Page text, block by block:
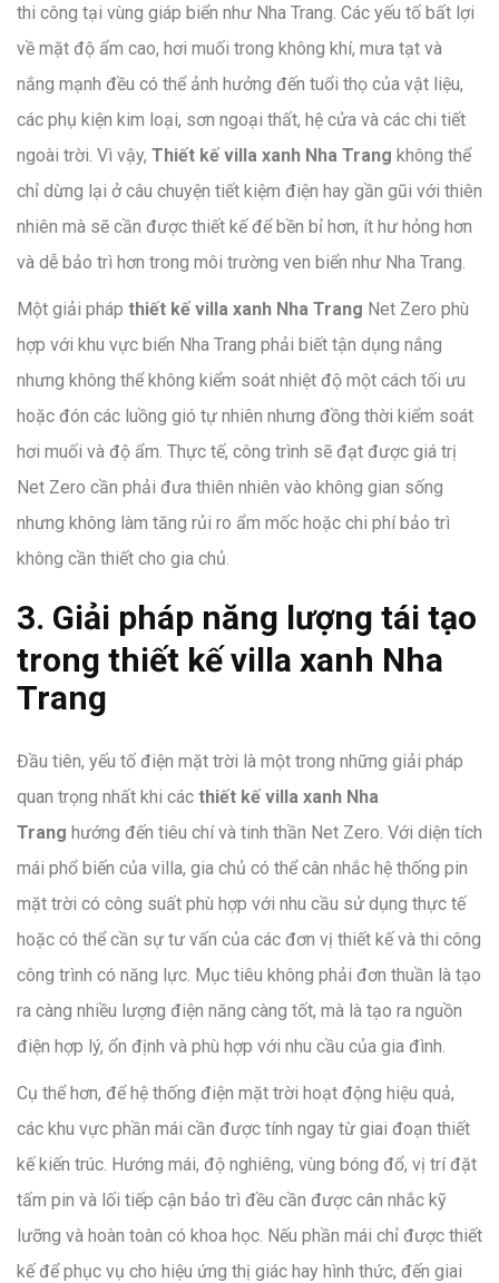
thi công tại vùng giáp biển như Nha Trang. Các yếu tố bất lợi
về mặt độ ẩm cao, hơi muối trong không khí, mưa tạt và
nắng mạnh đều có thể ảnh hưởng đến tuổi thọ của vật liệu,
các phụ kiện kim loại, sơn ngoại thất, hệ cửa và các chi tiết
ngoài trời. Vì vậy, Thiết kế villa xanh Nha Trang không thể
chỉ dừng lại ở câu chuyện tiết kiệm điện hay gần gũi với thiên
nhiên mà sẽ cần được thiết kế để bền bỉ hơn, ít hư hỏng hơn
và dễ bảo trì hơn trong môi trường ven biển như Nha Trang.
Một giải pháp thiết kế villa xanh Nha Trang Net Zero phù
hợp với khu vực biển Nha Trang phải biết tận dụng nắng
nhưng không thể không kiểm soát nhiệt độ một cách tối ưu
hoặc đón các luồng gió tự nhiên nhưng đồng thời kiểm soát
hơi muối và độ ẩm. Thực tế, công trình sẽ đạt được giá trị
Net Zero cần phải đưa thiên nhiên vào không gian sống
nhưng không làm tăng rủi ro ẩm mốc hoặc chi phí bảo trì
không cần thiết cho gia chủ.
3. Giải pháp năng lượng tái tạo
trong thiết kế villa xanh Nha
Trang
Đầu tiên, yếu tố điện mặt trời là một trong những giải pháp
quan trọng nhất khi các thiết kế villa xanh Nha
Trang hướng đến tiêu chí và tinh thần Net Zero. Với diện tích
mái phổ biến của villa, gia chủ có thể cân nhắc hệ thống pin
mặt trời có công suất phù hợp với nhu cầu sử dụng thực tế
hoặc có thể cần sự tư vấn của các đơn vị thiết kế và thi công
công trình có năng lực. Mục tiêu không phải đơn thuần là tạo
ra càng nhiều lượng điện năng càng tốt, mà là tạo ra nguồn
điện hợp lý, ổn định và phù hợp với nhu cầu của gia đình.
Cụ thể hơn, để hệ thống điện mặt trời hoạt động hiệu quả,
các khu vực phần mái cần được tính ngay từ giai đoạn thiết
kế kiến trúc. Hướng mái, độ nghiêng, vùng bóng đổ, vị trí đặt
tấm pin và lối tiếp cận bảo trì đều cần được cân nhắc kỹ
lưỡng và hoàn toàn có khoa học. Nếu phần mái chỉ được thiết
kế để phục vụ cho hiệu ứng thị giác hay hình thức, đến giai